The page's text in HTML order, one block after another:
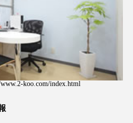
koo.com/index.html